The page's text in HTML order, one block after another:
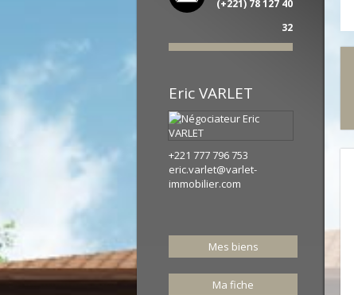
(+221) 78 127 40
32
EricVARLET
+221 777 796 753
eric.varlet@varlet-
immobilier.com
Mes biens
Ma fiche